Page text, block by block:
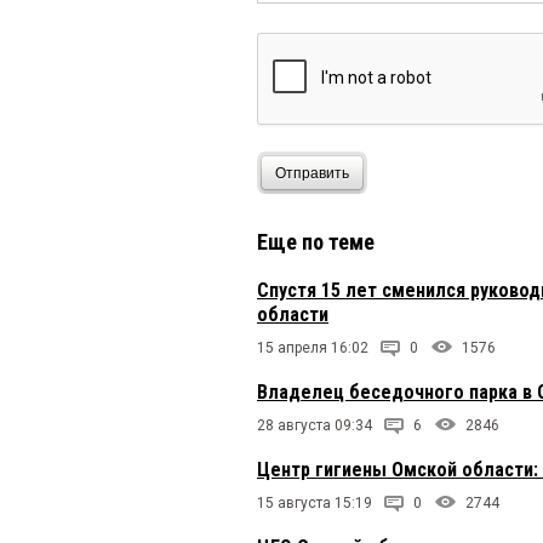
Отправить
Еще по теме
Спустя 15 лет сменился
области
15 апреля 16:02 0 1576
Владелец беседочного парка в
28 августа 09:34 6 2846
Центр гигиены Омской
15 августа 15:19 0 2744